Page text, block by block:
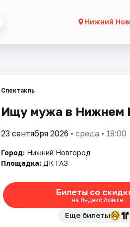
Нижний
Спектакль
Ищу мужа в Нижнем
23 сентября 2026 • среда • 19:00
Город: Нижний Новгород
Площадка: ДК ГАЗ
Билеты со
на Яндекс Афише
Еще билеты